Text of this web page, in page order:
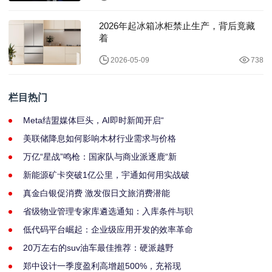
2026年起冰箱冰柜禁止生产，背后竟藏
着
2026-05-09 738
栏目热门
Meta结盟媒体巨头，AI即时新闻开启“
美联储降息如何影响木材行业需求与价格
万亿“星战”鸣枪：国家队与商业派逐鹿“新
新能源矿卡突破1亿公里，宇通如何用实战破
真金白银促消费 激发假日文旅消费潜能
省级物业管理专家库遴选通知：入库条件与职
低代码平台崛起：企业级应用开发的效率革命
20万左右的suv油车最佳推荐：硬派越野
郑中设计一季度盈利高增超500%，充裕现